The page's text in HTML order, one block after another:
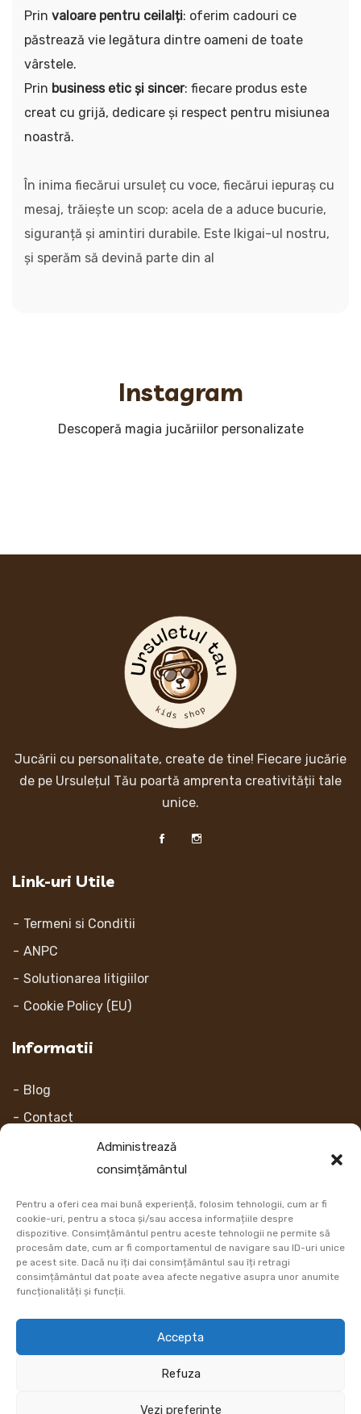
Administrează
consimțământul
Pentru a oferi cea mai bună experiență, folosim tehnologii, cum ar fi
cookie-uri, pentru a stoca și/sau accesa informațiile despre
dispozitive. Consimțământul pentru aceste tehnologii ne permite să
procesăm date, cum ar fi comportamentul de navigare sau ID-uri unice
pe acest site. Dacă nu îți dai consimțământul sau îți retragi
consimțământul dat poate avea afecte negative asupra unor anumite
funcționalități și funcții.
Accepta
Refuza
Vezi preferinte
Prin valoare pentru ceilalți: oferim cadouri ce
păstrează vie legătura dintre oameni de toate
vârstele.
Prin business etic și sincer: fiecare produs este
creat cu grijă, dedicare și respect pentru misiunea
noastră.
În inima fiecărui ursuleț cu voce, fiecărui iepuraș cu
mesaj, trăiește un scop: acela de a aduce bucurie,
siguranță și amintiri durabile. Este Ikigai-ul nostru,
și sperăm să devină parte din al
Instagram
Descoperă magia jucăriilor personalizate
Jucării cu personalitate, create de tine! Fiecare jucărie
de pe Ursulețul Tău poartă amprenta creativității tale
unice.
Link-uri Utile
Termeni si Conditii
ANPC
Solutionarea litigiilor
Cookie Policy (EU)
Informatii
Blog
Contact
Link-uri
Retur
Metoda de plata